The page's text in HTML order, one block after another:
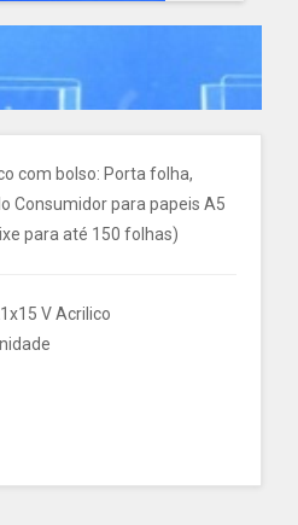
com bolso: Porta folha,
Consumidor para papeis A5
para até 150 folhas)
V Acrilico